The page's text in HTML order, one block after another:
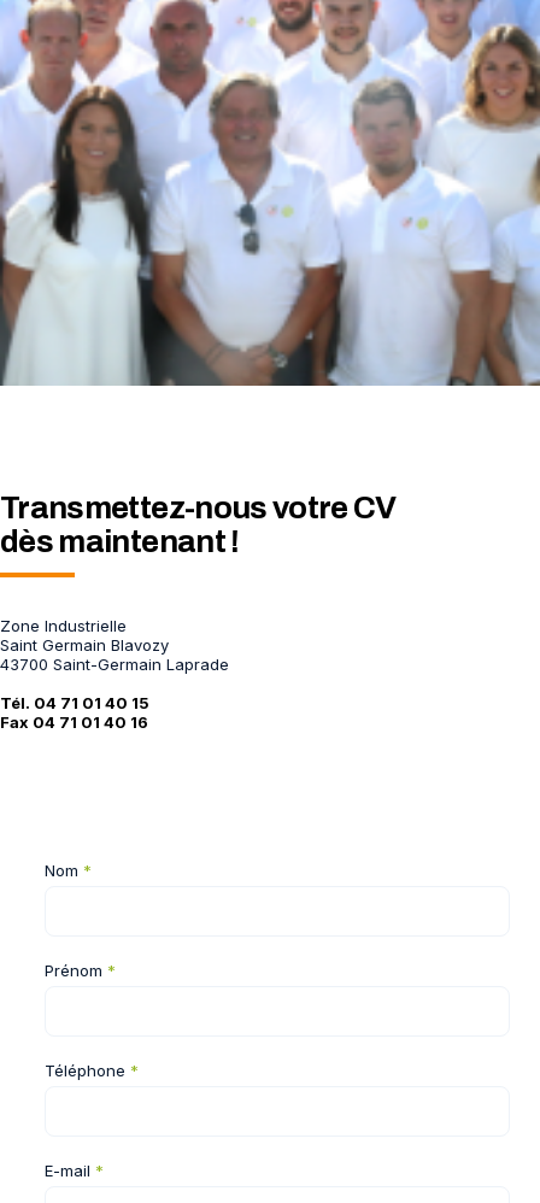
Transmettez-nous votre CV
dès maintenant !
Zone Industrielle
Saint Germain Blavozy
43700 Saint-Germain Laprade
Tél. 04 71 01 40 15
Fax 04 71 01 40 16
Nom *
Prénom *
Téléphone *
E-mail *